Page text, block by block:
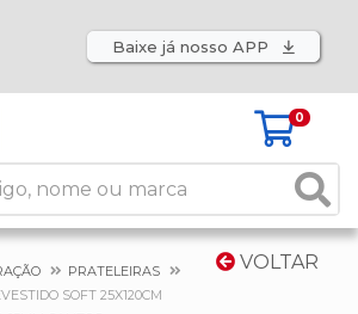
Baixe já nosso APP
0
VOLTAR
PRATELEIRAS
SOFT 25X120CM